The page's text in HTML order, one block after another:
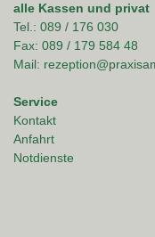
alle Kassen und privat
Tel.: 089 / 176 030
Fax: 089 / 179 584 48
Mail:
Service
Kontakt
Anfahrt
Notdienste